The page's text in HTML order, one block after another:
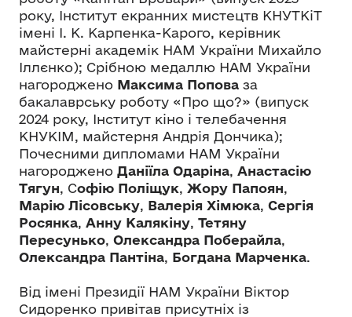
року, Інститут екранних мистецтв КНУТКіТ
імені І. К. Карпенка-Карого, керівник
майстерні академік НАМ України Михайло
Іллєнко); Срібною медаллю НАМ України
нагороджено Максима Попова за
бакалаврську роботу «Про що?» (випуск
2024 року, Інститут кіно і телебачення
КНУКІМ, майстерня Андрія Дончика);
Почесними дипломами НАМ України
нагороджено Даніїла Одаріна, Анастасію
Тягун, Софію Поліщук, Жору Папоян,
Марію Лісовську, Валерія Хімюка, Сергія
Росянка, Анну Калякіну, Тетяну
Пересунько, Олександра Поберайла,
Олександра Пантіна, Богдана Марченка.
Від імені Президії НАМ України Віктор
Сидоренко привітав присутніх із